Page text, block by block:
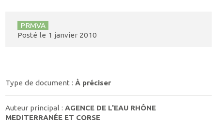
PRMVA
Posté le 1 janvier 2010
Type de document :À préciser
Auteur principal :AGENCE DE L'EAU RHÔNE
MEDITERRANÉE ET CORSE